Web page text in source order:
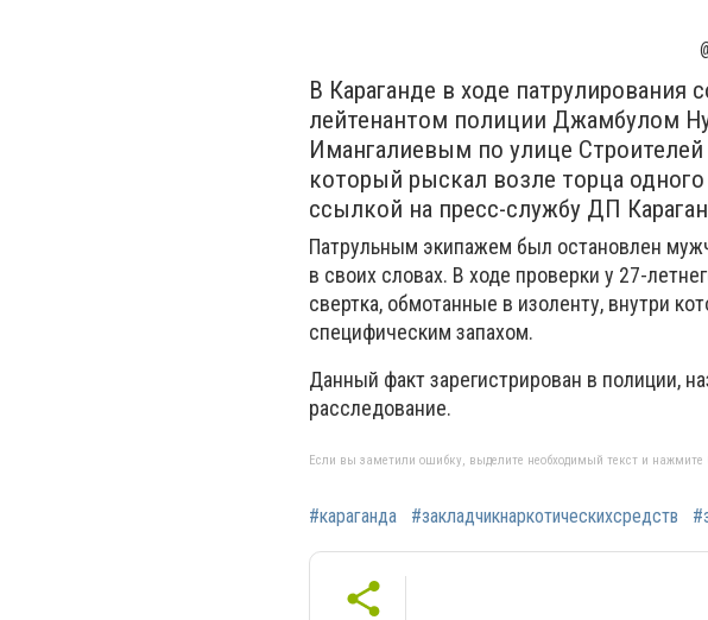
В Караганде в ходе
лейтенантом полиции Джамбулом
Имангалиевым по улице
который рыскал возле торца
ссылкой на пресс-службу ДП
Патрульным экипажем был остановлен
в своих словах. В ходе проверки у 27-
свертка, обмотанные в изоленту, внутри
специфическим запахом.
Данный факт зарегистрирован в полиции,
расследование.
Если вы заметили ошибку, выделите необходимый текст и нажмите
#караганда #закладчикнаркотическихсредств